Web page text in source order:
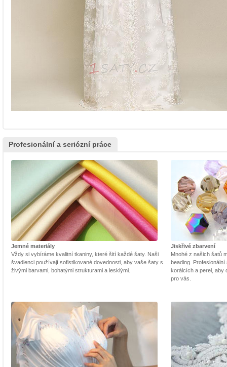
Profesionální a seriózní práce
Jemné materiály
Vždy si vybíráme kvalitní tkaniny, které šití každé šaty. Naši
švadlenci používají sofistikované dovednosti, aby vaše šaty s
živými barvami, bohatými strukturami a lesklými.
Jiskřivé zbarvení
Mnohé z našich šatů
beading.
korálcích a perel, aby
pro vás.